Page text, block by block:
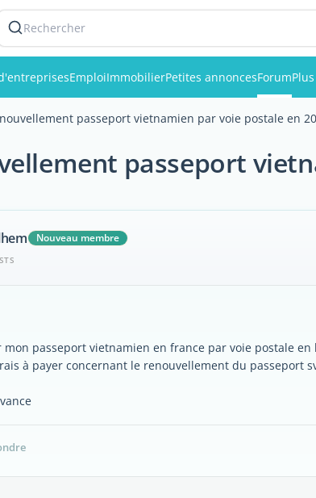
Rechercher
EmploiImmobilierPetites annoncesForumPlus
passeport vietnamien par voie postale en
passeport
Nouveau membre
mon passeport vietnamien en france par voie postale
à payer concernant le renouvellement du passeport